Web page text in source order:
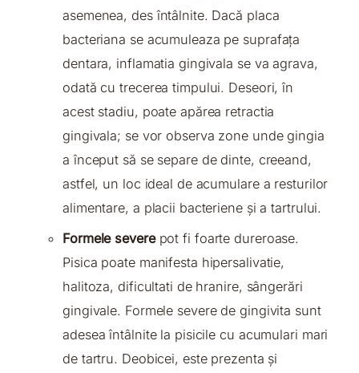
asemenea, des întâlnite. Dacă placa
bacteriana se acumuleaza pe suprafața
dentara, inflamatia gingivala se va agrava,
odată cu trecerea timpului. Deseori, în
acest stadiu, poate apărea retractia
gingivala; se vor observa zone unde gingia
a început să se separe de dinte, creeand,
astfel, un loc ideal de acumulare a resturilor
alimentare, a placii bacteriene și a tartrului.
Formele severepot fi foarte dureroase.
Pisica poate manifesta hipersalivatie,
halitoza, dificultati de hranire, sângerări
gingivale. Formele severe de gingivita sunt
adesea întâlnite la pisicile cu acumulari mari
de tartru. Deobicei, este prezenta și